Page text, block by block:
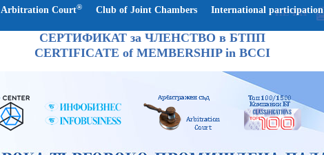
Arbitration Court® Club of Joint Chambers International participation
СЕРТИФИКАТ за ЧЛЕНСТВО в БТПП
CERTIFICATE of MEMBERSHIP in BCCI
ПЕЧАТ